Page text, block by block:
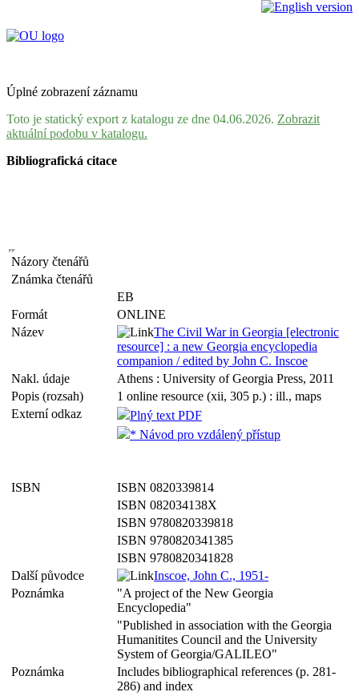
Úplné zobrazení záznamu
Toto je statický export z katalogu ze dne 04.06.2026. Zobrazit
aktuální podobu v katalogu.
Bibliografická citace
Názory čtenářů
Známka čtenářů
EB
Formát
ONLINE
Název
The Civil War in Georgia [electronic
resource] : a new Georgia encyclopedia
companion / edited by John C. Inscoe
Nakl. údaje
Athens : University of Georgia Press, 2011
Popis (rozsah)
1 online resource (xii, 305 p.) : ill., maps
Externí odkaz
Plný text PDF
* Návod pro vzdálený přístup
ISBN
ISBN 0820339814
ISBN 082034138X
ISBN 9780820339818
ISBN 9780820341385
ISBN 9780820341828
Další původce
Inscoe, John C., 1951-
Poznámka
"A project of the New Georgia
Encyclopedia"
"Published in association with the Georgia
Humanitites Council and the University
System of Georgia/GALILEO"
Poznámka
Includes bibliographical references (p. 281-
286) and index